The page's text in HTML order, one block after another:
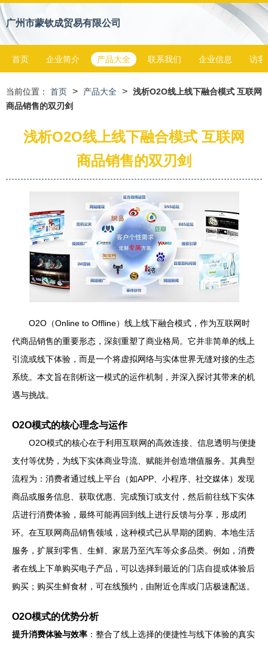
广州市蒙钦成贸易有限公司
首页 企业简介 产品大全 联系我们 企业信息 访客
当前位置： 首页 > 产品大全 > 浅析O2O线上线下融合模式 互联网
商品销售的双刃剑
浅析O2O线上线下融合模式 互联网
商品销售的双刃剑
O2O（Online to Offline）线上线下融合模式，作为互联网时
代商品销售的重要形态，深刻重塑了商业格局。它并非简单的线上
引流或线下体验，而是一个将虚拟网络与实体世界无缝对接的生态
系统。本文旨在剖析这一模式的运作机制，并深入探讨其带来的机
遇与挑战。
O2O模式的核心理念与运作
O2O模式的核心在于利用互联网的高效连接、信息透明与便捷
支付等优势，为线下实体商业导流、赋能并创造增值服务。其典型
流程为：消费者通过线上平台（如APP、小程序、社交媒体）发现
商品或服务信息、获取优惠、完成预订或支付，然后前往线下实体
店进行消费体验，最终可能再回到线上进行反馈与分享，形成闭
环。在互联网商品销售领域，这种模式已从早期的团购、本地生活
服务，扩展到零售、生鲜、家居乃至汽车等众多品类。例如，消费
者在线上下单购买电子产品，可以选择到最近的门店自提或体验后
购买；购买生鲜食材，可在线预约，由附近仓库或门店极速配送。
O2O模式的优势分析
提升消费体验与效率 ：整合了线上选择的便捷性与线下体验的真实